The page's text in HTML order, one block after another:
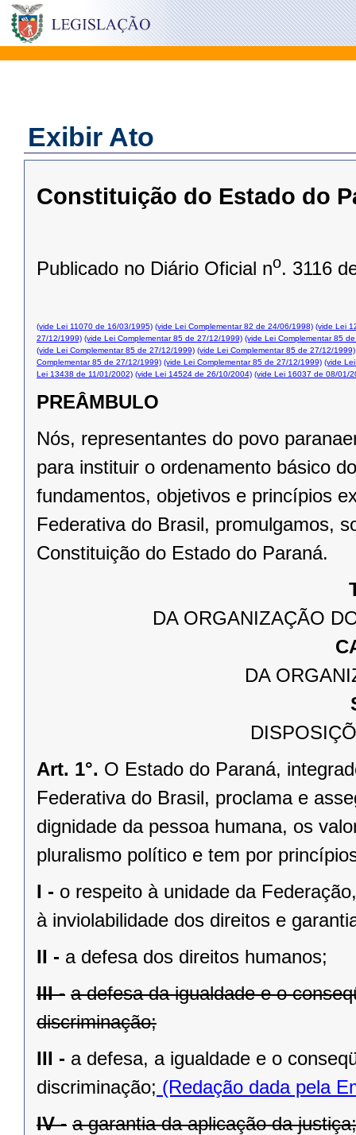
Exibir Ato
Constituição do Estado do
Publicado no Diário Oficial no. 3116
(vide Lei 11070 de 16/03/1995) (vide Lei Complementar 82 de 24/06/1998) (vide Lei
27/12/1999) (vide Lei Complementar 85 de 27/12/1999) (vide Lei Complementar 85
(vide Lei Complementar 85 de 27/12/1999) (vide Lei Complementar 85 de 27/12/1999)
Complementar 85 de 27/12/1999) (vide Lei Complementar 85 de 27/12/1999) (vide
Lei 13438 de 11/01/2002) (vide Lei 14524 de 26/10/2004) (vide Lei 16037 de 08/01/
PREÂMBULO
Nós, representantes do povo
para instituir o ordenamento básico
fundamentos, objetivos e princípios
Federativa do Brasil, promulgamos,
Constituição do Estado do Paraná.
DA ORGANIZAÇÃO
DA
Art. 1°. O Estado do Paraná,
Federativa do Brasil, proclama e
dignidade da pessoa humana, os
pluralismo político e tem por
I - o respeito à unidade da
à inviolabilidade dos direitos e
II - a defesa dos direitos humanos;
III - a defesa da igualdade e o
discriminação;
III - a defesa, a igualdade e o
discriminação; (Redação dada pela
IV - a garantia da aplicação da justiça;